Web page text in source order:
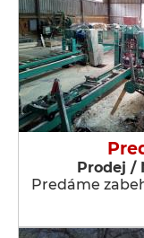
Prodej /
Predáme